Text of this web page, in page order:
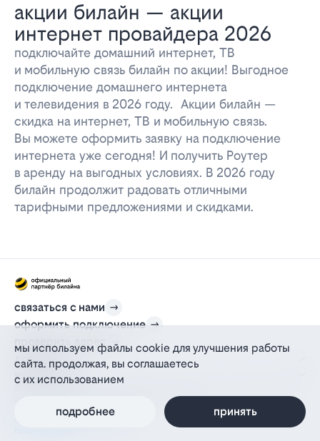
акции билайн — акции
интернет провайдера 2026
подключайте домашний интернет, ТВ
и мобильную связь билайн по акции! Выгодное
подключение домашнего интернета
и телевидения в 2026 году. Акции билайн —
скидка на интернет, ТВ и мобильную связь.
Вы можете оформить заявку на подключение
интернета уже сегодня! И получить Роутер
в аренду на выгодных условиях. В 2026 году
билайн продолжит радовать отличными
тарифными предложениями и скидками.
связаться с нами
оформить подключение
проверить адрес
для дома
информация
действующий на основании агентского договора
политика персональных данных
политика конфиденциальности
мы используем файлы cookie для улучшения работы
сайта. продолжая, вы соглашаетесь
с их использованием
подробнее принять